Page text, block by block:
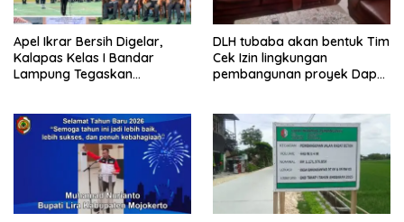
Apel Ikrar Bersih Digelar,
Kalapas Kelas I Bandar
Lampung Tegaskan
DLH tubaba akan bentuk Tim
Cek Izin lingkungan
pembangunan proyek Dapur